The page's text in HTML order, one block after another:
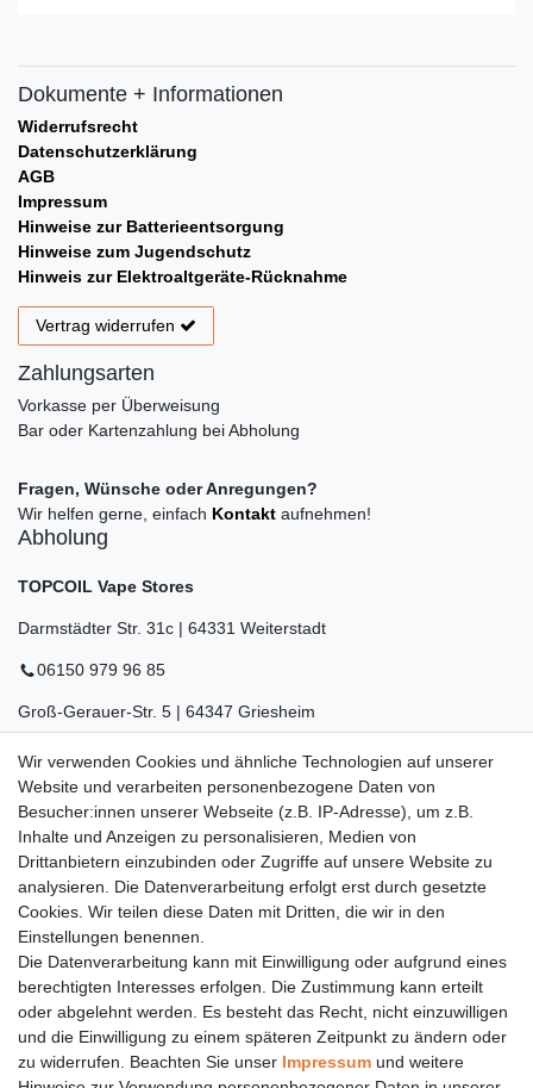
Dokumente + Informationen
Widerrufsrecht
Datenschutzerklärung
AGB
Impressum
Hinweise zur Batterieentsorgung
Hinweise zum Jugendschutz
Hinweis zur Elektroaltgeräte-Rücknahme
Vertrag widerrufen
Zahlungsarten
Vorkasse per Überweisung
Bar oder Kartenzahlung bei Abholung
Fragen, Wünsche oder Anregungen?
Wir helfen gerne, einfach Kontakt aufnehmen!
Abholung
TOPCOIL Vape Stores
Darmstädter Str. 31c | 64331 Weiterstadt
06150 979 96 85
Groß-Gerauer-Str. 5 | 64347 Griesheim
06155 834 88 58
Eberstädter Str. 21 | 64319 Pfungstadt
06157 984 88 55
Öffnungszeiten finden Sie hier: www.topcoil.de
E-MAIL **
Newsletter
Honig
Hiermit bestätige ich, dass ich dieDaten­schutz­erklärunggelesen habe.
Meine Einwilligung kann ich jederzeit widerrufen.**
Abonnieren
Wir verwenden Cookies und ähnliche Technologien auf unserer
Website und verarbeiten personenbezogene Daten von
Besucher:innen unserer Webseite (z.B. IP-Adresse), um z.B.
Inhalte und Anzeigen zu personalisieren, Medien von
Drittanbietern einzubinden oder Zugriffe auf unsere Website zu
analysieren. Die Datenverarbeitung erfolgt erst durch gesetzte
Cookies. Wir teilen diese Daten mit Dritten, die wir in den
Einstellungen benennen.
Die Datenverarbeitung kann mit Einwilligung oder aufgrund eines
berechtigten Interesses erfolgen. Die Zustimmung kann erteilt
oder abgelehnt werden. Es besteht das Recht, nicht einzuwilligen
und die Einwilligung zu einem späteren Zeitpunkt zu ändern oder
zu widerrufen. Beachten Sie unser Impressum und weitere